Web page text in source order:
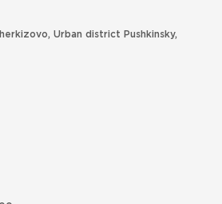
Urban district Pushkinsky,